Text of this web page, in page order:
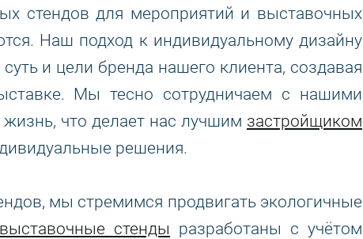
стендов для мероприятий и выставочных
Наш подход к индивидуальному дизайну
и цели бренда нашего клиента, создавая
Мы тесно сотрудничаем с нашими
что делает нас лучшим застройщиком
решения.
мы стремимся продвигать экологичные
стенды разработаны с учётом